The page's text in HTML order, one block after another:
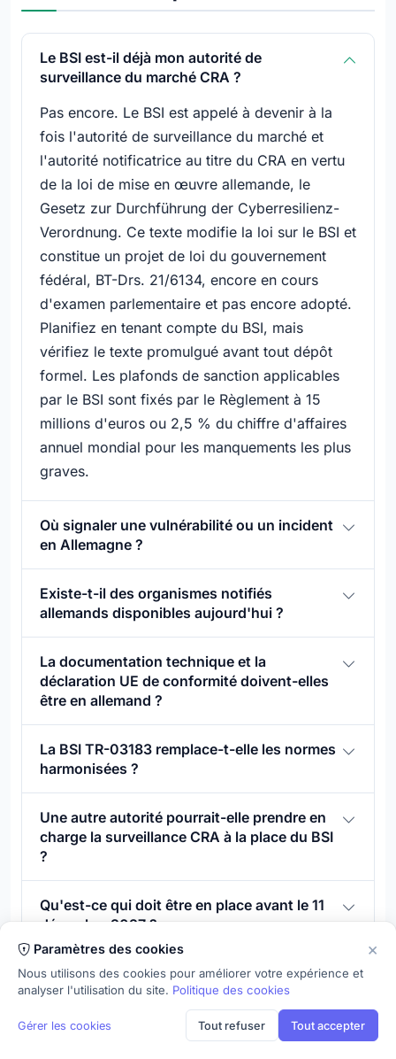
Le BSI est-il déjà mon autorité de
surveillance du marché CRA ?
Pas encore. Le BSI est appelé à devenir à la
fois l'autorité de surveillance du marché et
l'autorité notificatrice au titre du CRA en vertu
de la loi de mise en œuvre allemande, le
Gesetz zur Durchführung der Cyberresilienz-
Verordnung. Ce texte modifie la loi sur le BSI et
constitue un projet de loi du gouvernement
fédéral, BT-Drs. 21/6134, encore en cours
d'examen parlementaire et pas encore adopté.
Planifiez en tenant compte du BSI, mais
vérifiez le texte promulgué avant tout dépôt
formel. Les plafonds de sanction applicables
par le BSI sont fixés par le Règlement à 15
millions d'euros ou 2,5 % du chiffre d'affaires
annuel mondial pour les manquements les plus
graves.
Où signaler une vulnérabilité ou un incident
en Allemagne ?
Existe-t-il des organismes notifiés
allemands disponibles aujourd'hui ?
La documentation technique et la
déclaration UE de conformité doivent-elles
être en allemand ?
La BSI TR-03183 remplace-t-elle les normes
harmonisées ?
Une autre autorité pourrait-elle prendre en
charge la surveillance CRA à la place du BSI
?
Qu'est-ce qui doit être en place avant le 11
décembre 2027 ?
Pour les fabricants allemands qui
préparent le 11 décembre 2027
Paramètres des cookies ×
Nous utilisons des cookies pour améliorer votre expérience et
analyser l'utilisation du site. Politique des cookies
Gérer les cookies Tout refuser Tout accepter